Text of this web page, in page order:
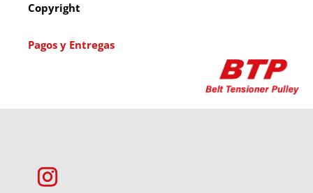
Copyright
Pagos y Entregas